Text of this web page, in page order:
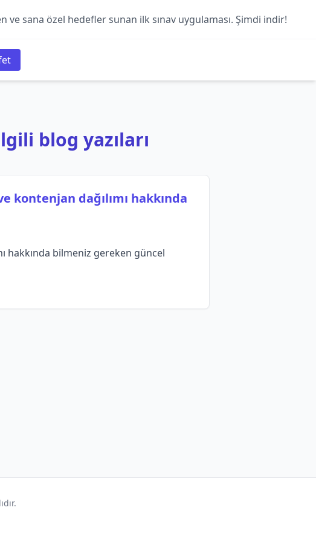
ve sana özel hedefler sunan ilk sınav uygulaması. Şimdi indir!
blog yazıları
kontenjan dağılımı hakkında
hakkında bilmeniz gereken güncel